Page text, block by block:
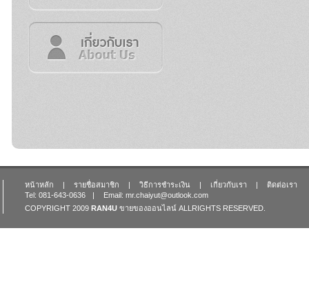
หน้าหลัก | รายชื่อสมาชิก | วิธีการชำระเงิน | เกี่ยวกับเรา |
ติดต่อเรา
Tel: 081-643-0636
|
Email: mr.chaiyut@outlook.com
COPYRIGHT 2009 RAN4U ขายของออนไลน์ ALLRIGHTS RESERVED.